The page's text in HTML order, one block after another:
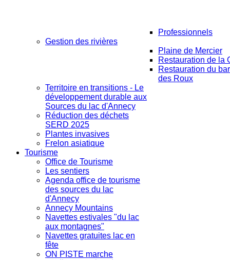
Professionnels
Gestion des rivières
Plaine de Mercier
Restauration de la
Restauration du
des Roux
Territoire en transitions - Le
développement durable aux
Sources du lac d'Annecy
Réduction des déchets
SERD 2025
Plantes invasives
Frelon asiatique
Tourisme
Office de Tourisme
Les sentiers
Agenda office de tourisme
des sources du lac
d'Annecy
Annecy Mountains
Navettes estivales "du lac
aux montagnes"
Navettes gratuites lac en
fête
ON PISTE marche